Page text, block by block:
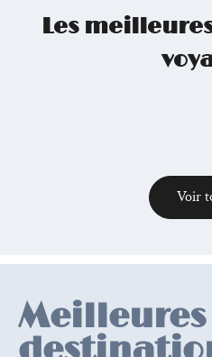
Les
Voir
Relevant
posts
Meilleures